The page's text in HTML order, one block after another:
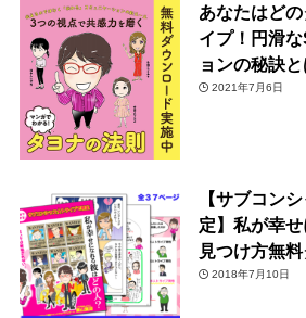
あなたはど
イプ！円滑
ョンの秘訣と
2021年7月6日
【サブコン
定】私が幸
見つけ方無
2018年7月10日